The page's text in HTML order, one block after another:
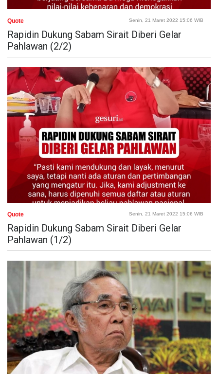
Quote Senin, 21 Maret 2022 15:06 WIB
Rapidin Dukung Sabam Sirait Diberi Gelar
Pahlawan (2/2)
Quote Senin, 21 Maret 2022 15:06 WIB
Rapidin Dukung Sabam Sirait Diberi Gelar
Pahlawan (1/2)